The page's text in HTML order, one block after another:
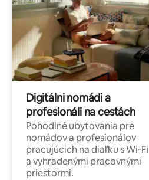
Digitálni nomádi a
profesionáli na cestách
Pohodlné ubytovania pre
nomádov a profesionálov
pracujúcich na diaľku s Wi-Fi
a vyhradenými pracovnými
priestormi.